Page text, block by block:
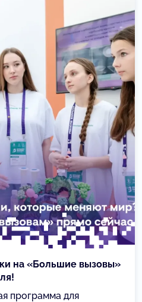
на «Большие вызовы»
программа для